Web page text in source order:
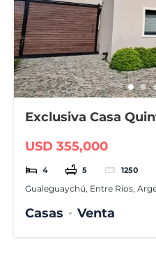
Exclusiva Casa
USD 355,000
4 5 1250
Gualeguaychú, Entre Ríos,
Casas Venta